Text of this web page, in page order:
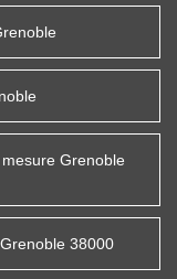
Grenoble
38000